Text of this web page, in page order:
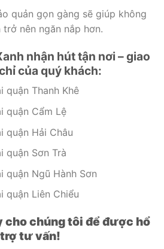
quản gọn gàng sẽ giúp không
nên ngăn nắp hơn.
nhận hút tận nơi – giao
của quý khách:
quận Thanh Khê
quận Cẩm Lệ
quận Hải Châu
quận Sơn Trà
quận Ngũ Hành Sơn
quận Liên Chiểu
cho chúng tôi để được hổ
trợ tư vấn!